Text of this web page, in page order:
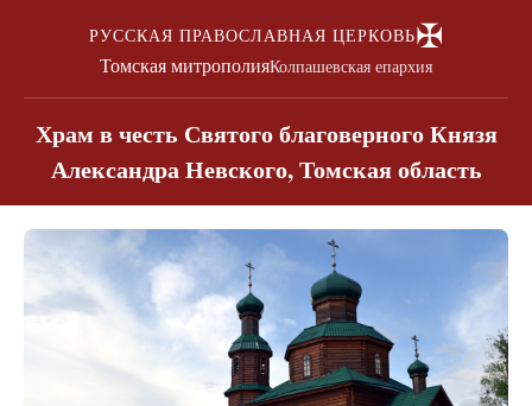
РУССКАЯ ПРАВОСЛАВНАЯ ЦЕРКОВЬ✠
Томская митрополияКолпашевская епархия
Храм в честь Святого благоверного Князя
Александра Невского, Томская область